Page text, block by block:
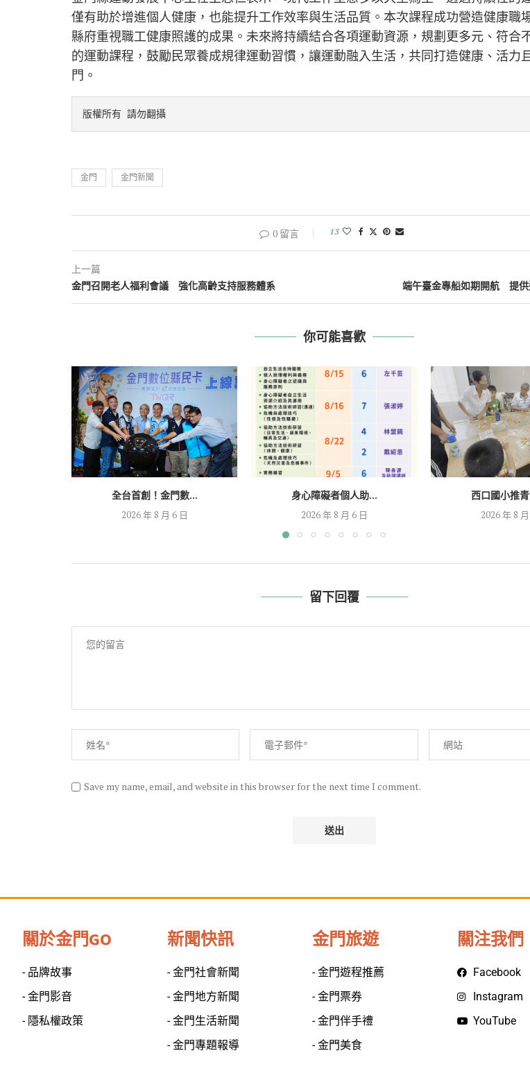
僅有助於增進個人健康，也能提升工作效率與生活品質。本次課程成功營造健康職
縣府重視職工健康照護的成果。未來將持續結合各項運動資源，規劃更多元、符合
的運動課程，鼓勵民眾養成規律運動習慣，讓運動融入生活，共同打造健康、活力
門。
版權所有 請勿翻攝
金門 金門新聞
0 留言 13
上一篇
金門召開老人福利會議 強化高齡支持服務體系 端午臺金專船如期開航 提供
你可能喜歡
全台首創！金門數...
2026 年 8 月 6 日
身心障礙者個人助...
2026 年 8 月 6 日
西口國小推
2026 年 8
留下回覆
Save my name, email, and website in this browser for the next time I comment.
關於金門GO
- 品牌故事
- 金門影音
- 隱私權政策
新聞快訊
- 金門社會新聞
- 金門地方新聞
- 金門生活新聞
- 金門專題報導
金門旅遊
- 金門遊程推薦
- 金門票券
- 金門伴手禮
- 金門美食
關注我們
Facebook
Instagram
YouTube